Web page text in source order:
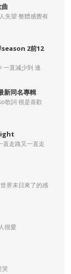
失望 整體感覺有
2前12
一直減少到 連
同名專輯
歌詞 很是喜歡
直走路又一直走
界末日來了的感
很愛
哭